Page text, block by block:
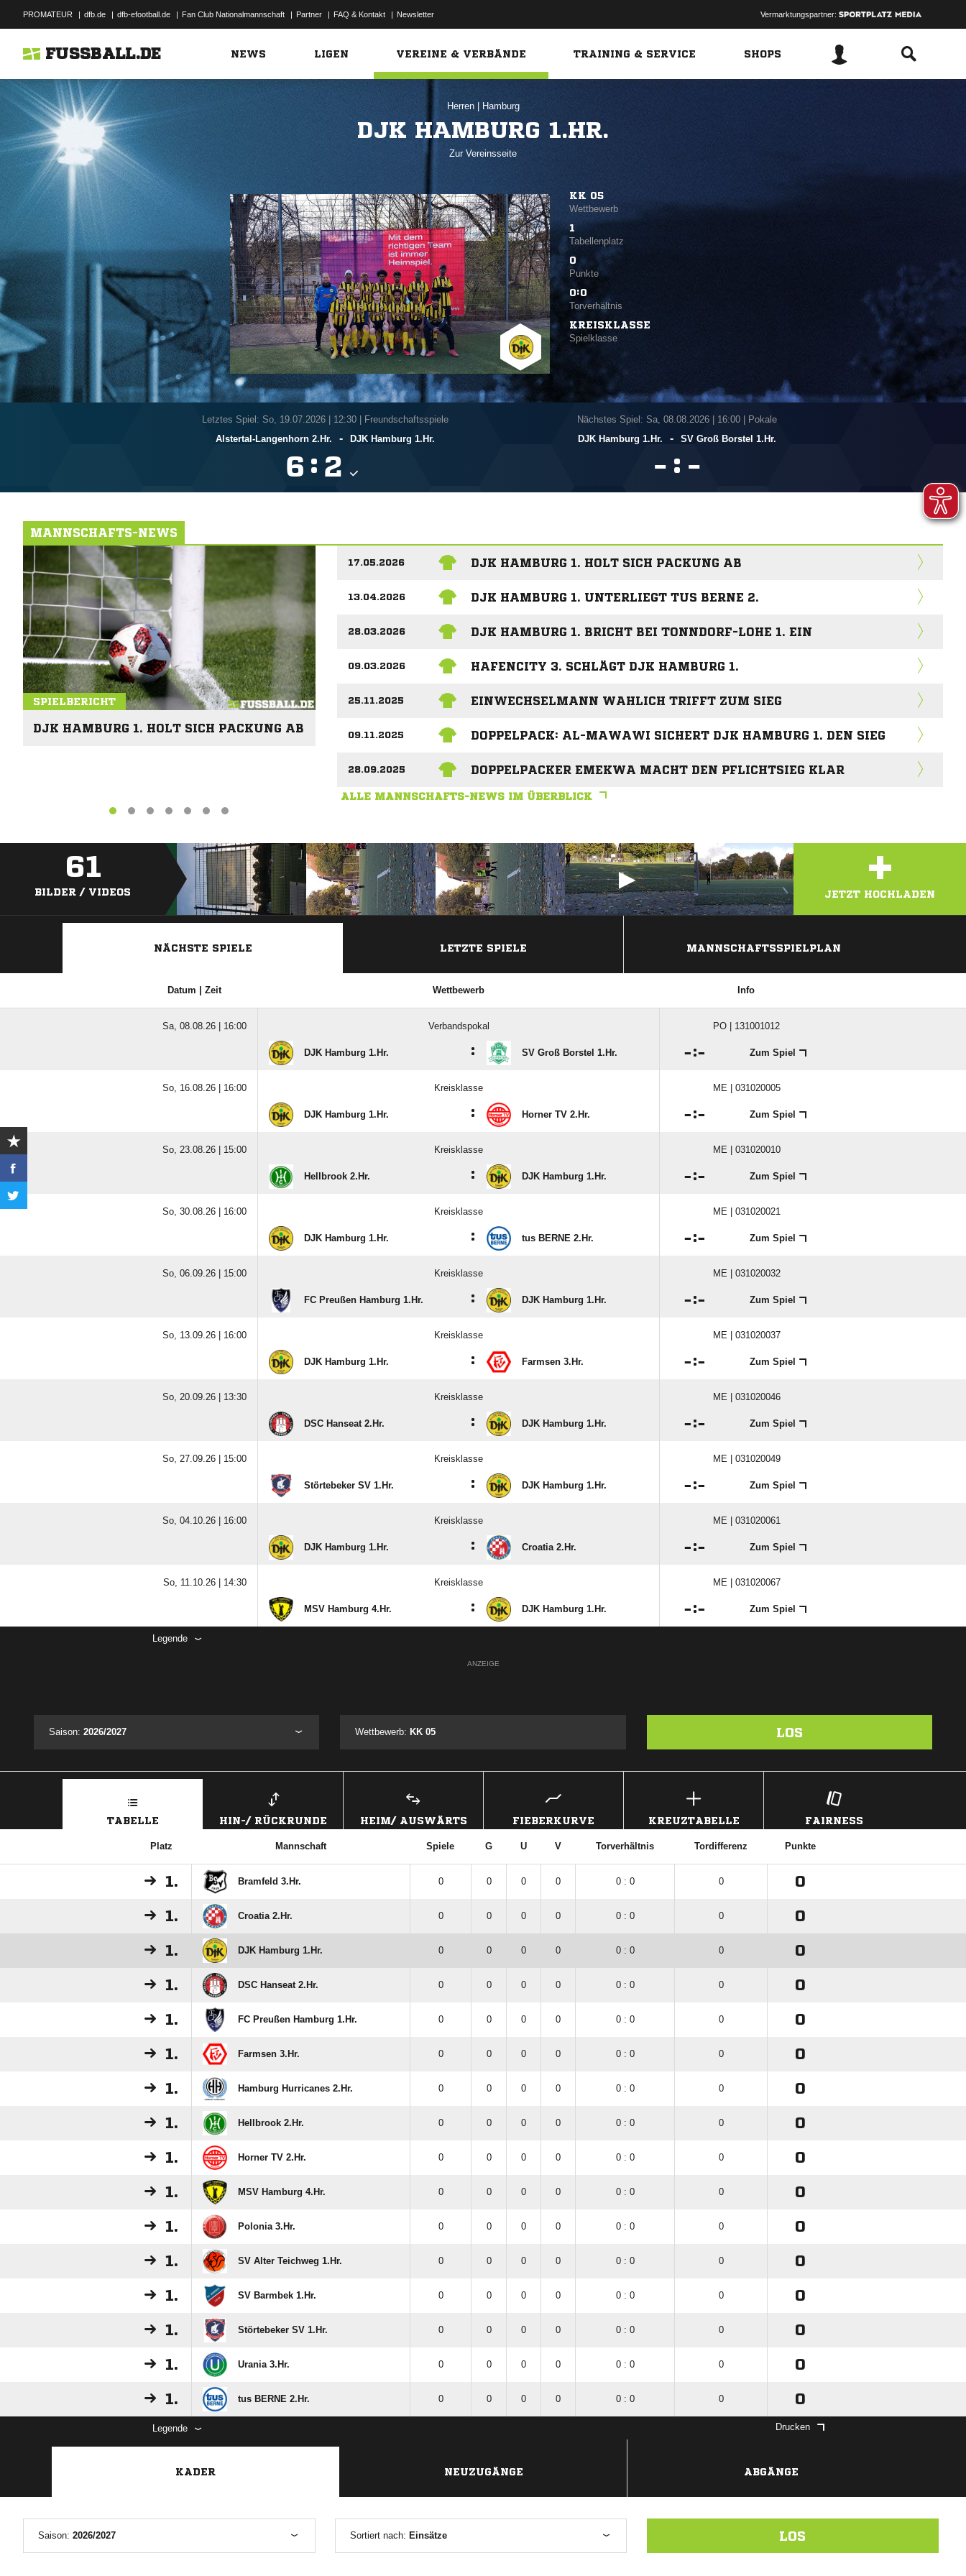
PROMATEUR | dfb.de | dfb-efootball.de | Fan Club Nationalmannschaft | Partner | FAQ & Kontakt | Newsletter Vermarktungspartner:
FUSSBALL.DE NEWS LIGEN VEREINE & VERBÄNDE TRAINING & SERVICE SHOPS
Herren Hamburg
DJK HAMBURG 1.HR.
Zur Vereinsseite
KK 05
Wettbewerb
1
Tabellenplatz
0
Punkte
0:0
Torverhältnis
KREISKLASSE
Spielklasse
Letztes Spiel: So, 19.07.2026| 12:30 | Freundschaftsspiele
Alstertal-Langenhorn 2.Hr.
- DJK Hamburg 1.Hr.
 : 
Nächstes Spiel: Sa, 08.08.2026
16:00 | Pokale
DJK Hamburg 1.Hr.
- SV Groß Borstel 1.Hr.
 : 
MANNSCHAFTS-NEWS
SPIELBERICHT
DJK HAMBURG 1. HOLT SICH PACKUNG AB
17.05.2026 DJK HAMBURG 1. HOLT SICH PACKUNG AB
13.04.2026 DJK HAMBURG 1. UNTERLIEGT TUS BERNE 2.
28.03.2026 DJK HAMBURG 1. BRICHT BEI TONNDORF-LOHE 1. EIN
09.03.2026 HAFENCITY 3. SCHLÄGT DJK HAMBURG 1.
25.11.2025 EINWECHSELMANN WAHLICH TRIFFT ZUM SIEG
09.11.2025 DOPPELPACK: AL-MAWAWI SICHERT DJK HAMBURG 1. DEN SIEG
28.09.2025 DOPPELPACKER EMEKWA MACHT DEN PFLICHTSIEG KLAR
ALLE MANNSCHAFTS-NEWS IM ÜBERBLICK
61
BILDER / VIDEOS +
JETZT HOCHLADEN
NÄCHSTE SPIELE LETZTE SPIELE MANNSCHAFTSSPIELPLAN
Datum | Zeit Wettbewerb Info
Sa, 08.08.26 | 16:00 Verbandspokal PO | 131001012
DJK Hamburg 1.Hr. : SV Groß Borstel 1.Hr. : Zum Spiel
So, 16.08.26 | 16:00 Kreisklasse ME | 031020005
DJK Hamburg 1.Hr. : Horner TV 2.Hr. : Zum Spiel
So, 23.08.26 | 15:00 Kreisklasse ME | 031020010
Hellbrook 2.Hr. : DJK Hamburg 1.Hr. : Zum Spiel
So, 30.08.26 | 16:00 Kreisklasse ME | 031020021
DJK Hamburg 1.Hr. : tus BERNE 2.Hr. : Zum Spiel
So, 06.09.26 | 15:00 Kreisklasse ME | 031020032
FC Preußen Hamburg 1.Hr. : DJK Hamburg 1.Hr. : Zum Spiel
So, 13.09.26 | 16:00 Kreisklasse ME | 031020037
DJK Hamburg 1.Hr. : Farmsen 3.Hr. : Zum Spiel
So, 20.09.26 | 13:30 Kreisklasse ME | 031020046
DSC Hanseat 2.Hr. : DJK Hamburg 1.Hr. : Zum Spiel
So, 27.09.26 | 15:00 Kreisklasse ME | 031020049
Störtebeker SV 1.Hr. : DJK Hamburg 1.Hr. : Zum Spiel
So, 04.10.26 | 16:00 Kreisklasse ME | 031020061
DJK Hamburg 1.Hr. : Croatia 2.Hr. : Zum Spiel
So, 11.10.26 | 14:30 Kreisklasse ME | 031020067
MSV Hamburg 4.Hr. : DJK Hamburg 1.Hr. : Zum Spiel
Legende
ANZEIGE
Saison: 2026/2027 Wettbewerb: KK 05 LOS
TABELLE HIN-/ RÜCKRUNDE HEIM/ AUSWÄRTS FIEBERKURVE KREUZTABELLE FAIRNESS
Platz Mannschaft Spiele G U V Torverhältnis Tordifferenz Punkte
1. Bramfeld 3.Hr. 0 0 0 0 0 : 0 0 0
1. Croatia 2.Hr. 0 0 0 0 0 : 0 0 0
1. DJK Hamburg 1.Hr. 0 0 0 0 0 : 0 0 0
1. DSC Hanseat 2.Hr. 0 0 0 0 0 : 0 0 0
1. FC Preußen Hamburg 1.Hr. 0 0 0 0 0 : 0 0 0
1. Farmsen 3.Hr. 0 0 0 0 0 : 0 0 0
1. Hamburg Hurricanes 2.Hr. 0 0 0 0 0 : 0 0 0
1. Hellbrook 2.Hr. 0 0 0 0 0 : 0 0 0
1. Horner TV 2.Hr. 0 0 0 0 0 : 0 0 0
1. MSV Hamburg 4.Hr. 0 0 0 0 0 : 0 0 0
1. Polonia 3.Hr. 0 0 0 0 0 : 0 0 0
1. SV Alter Teichweg 1.Hr. 0 0 0 0 0 : 0 0 0
1. SV Barmbek 1.Hr. 0 0 0 0 0 : 0 0 0
1. Störtebeker SV 1.Hr. 0 0 0 0 0 : 0 0 0
1. Urania 3.Hr. 0 0 0 0 0 : 0 0 0
1. tus BERNE 2.Hr. 0 0 0 0 0 : 0 0 0
Legende Drucken
KADER NEUZUGÄNGE ABGÄNGE
Saison: 2026/2027 Sortiert nach: Einsätze LOS